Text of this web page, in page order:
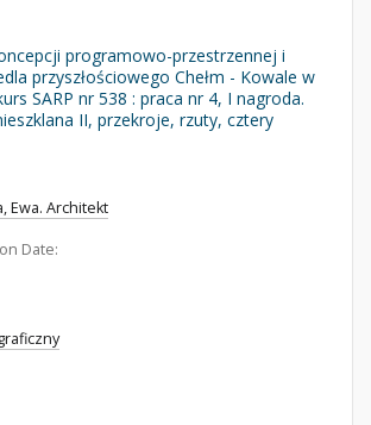
programowo-przestrzennej i
przyszłościowego Chełm - Kowale w
SARP nr 538 : praca nr 4, I nagroda.
II, przekroje, rzuty, cztery
Ewa. Architekt
Date: